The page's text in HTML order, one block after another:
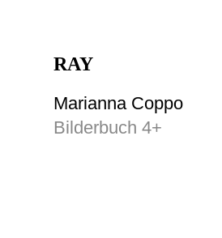
RAY
Marianna Coppo
Bilderbuch 4+